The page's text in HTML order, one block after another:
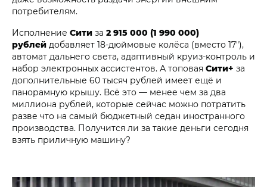
потребителям.
Исполнение Сити за 2 915 000 (1 990 000)
рублей добавляет 18-дюймовые колёса (вместо 17"),
автомат дальнего света, адаптивный круиз-контроль и
набор электронных ассистентов. А топовая Сити+ за
дополнительные 60 тысяч рублей имеет ещё и
панорамную крышу. Всё это — менее чем за два
миллиона рублей, которые сейчас можно потратить
разве что на самый бюджетный седан иностранного
производства. Получится ли за такие деньги сегодня
взять приличную машину?